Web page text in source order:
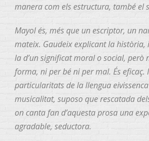
manera com els estructura, també el
Mayol és, més que un escriptor, un
mateix. Gaudeix explicant la història,
la d’un significat moral o social, però
forma, ni per bé ni per mal. És eficaç.
particularitats de la llengua
musicalitat, suposo que rescatada
on canta fan d’aquesta prosa una
agradable, seductora.